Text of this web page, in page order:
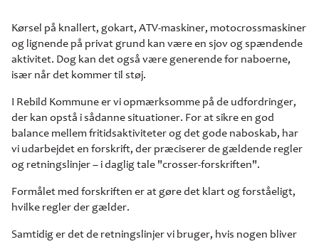
Kørsel på knallert, gokart, ATV-maskiner, motocrossmaskiner
og lignende på privat grund kan være en sjov og spændende
aktivitet. Dog kan det også være generende for naboerne,
især når det kommer til støj.
I Rebild Kommune er vi opmærksomme på de udfordringer,
der kan opstå i sådanne situationer. For at sikre en god
balance mellem fritidsaktiviteter og det gode naboskab, har
vi udarbejdet en forskrift, der præciserer de gældende regler
og retningslinjer – i daglig tale "crosser-forskriften".
Formålet med forskriften er at gøre det klart og forståeligt,
hvilke regler der gælder.
Samtidig er det de retningslinjer vi bruger, hvis nogen bliver